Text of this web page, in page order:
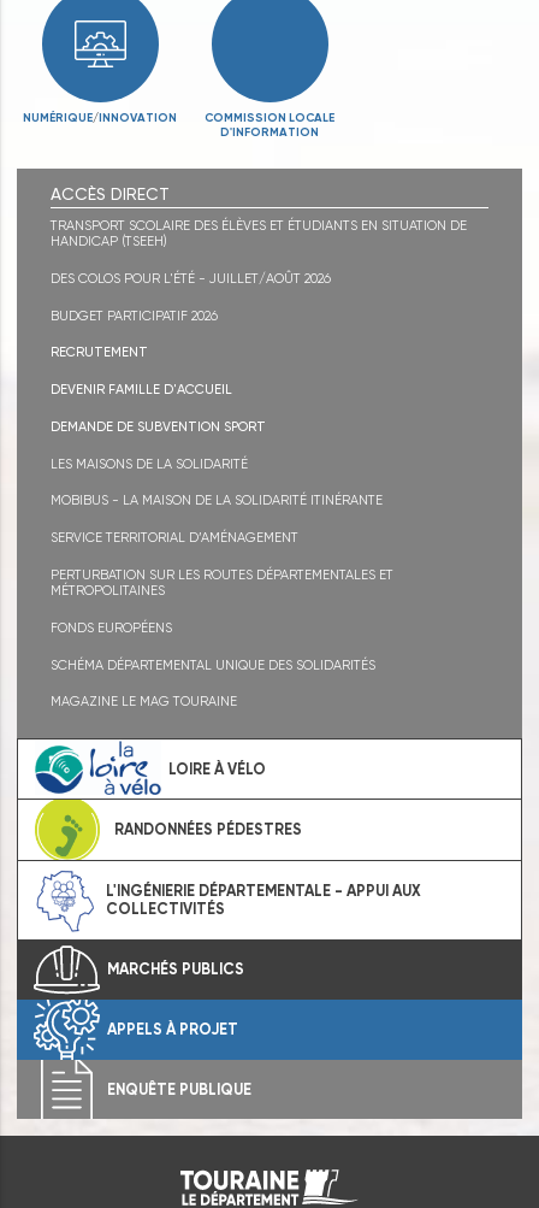
NUMÉRIQUE/INNOVATION
COMMISSION LOCALE
D'INFORMATION
ACCÈS DIRECT
TRANSPORT SCOLAIRE DES ÉLÈVES ET ÉTUDIANTS EN SITUATION DE
HANDICAP (TSEEH)
DES COLOS POUR L'ÉTÉ - JUILLET/AOÛT 2026
BUDGET PARTICIPATIF 2026
RECRUTEMENT
DEVENIR FAMILLE D'ACCUEIL
DEMANDE DE SUBVENTION SPORT
LES MAISONS DE LA SOLIDARITÉ
MOBIBUS - LA MAISON DE LA SOLIDARITÉ ITINÉRANTE
SERVICE TERRITORIAL D’AMÉNAGEMENT
PERTURBATION SUR LES ROUTES DÉPARTEMENTALES ET
MÉTROPOLITAINES
FONDS EUROPÉENS
SCHÉMA DÉPARTEMENTAL UNIQUE DES SOLIDARITÉS
MAGAZINE LE MAG TOURAINE
LOIRE À VÉLO
RANDONNÉES PÉDESTRES
L'INGÉNIERIE DÉPARTEMENTALE - APPUI AUX
COLLECTIVITÉS
MARCHÉS PUBLICS
APPELS À PROJET
ENQUÊTE PUBLIQUE